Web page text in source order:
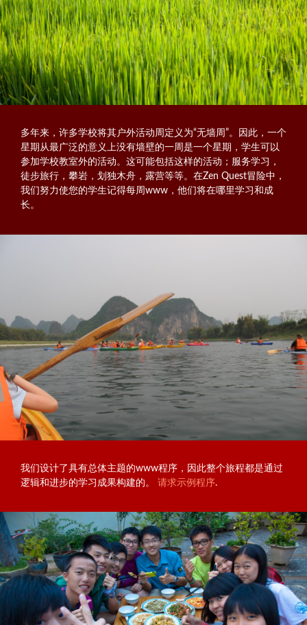
多年来，许多学校将其户外活动周定义为“无墙周”。因此，一个
星期从最广泛的意义上没有墙壁的一周是一个星期，学生可以
参加学校教室外的活动。这可能包括这样的活动；服务学习，
徒步旅行，攀岩，划独木舟，露营等等。在Zen Quest冒险中，
我们努力使您的学生记得每周www，他们将在哪里学习和成
长。
我们设计了具有总体主题的www程序，因此整个旅程都是通过
逻辑和进步的学习成果构建的。 请求示例程序.